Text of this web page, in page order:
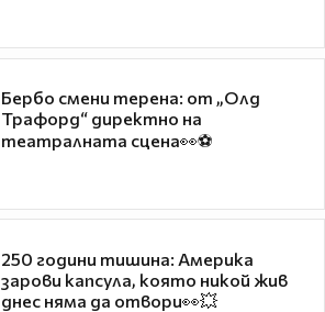
Бербо смени терена: от „Олд
Трафорд“ директно на
театралната сцена👀⚽
250 години тишина: Америка
зарови капсула, която никой жив
днес няма да отвори👀💥